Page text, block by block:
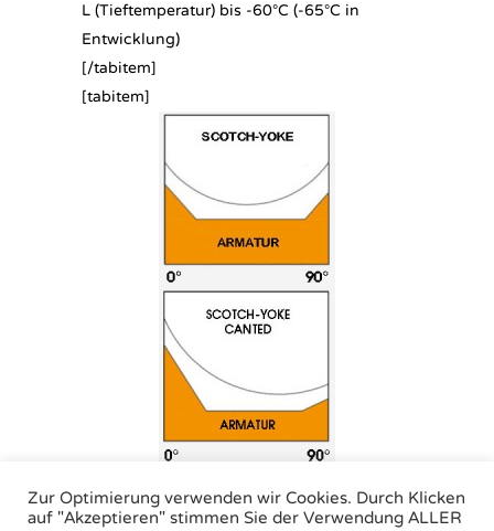
L (Tieftemperatur) bis -60°C (-65°C in
Entwicklung)
[/tabitem]
[tabitem]
[/tabitem][/cq_vc_tabs]
Zur Optimierung verwenden wir Cookies. Durch Klicken
auf "Akzeptieren" stimmen Sie der Verwendung ALLER